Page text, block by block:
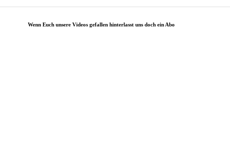
Wenn Euch unsere Videos gefallen hinterlasst uns doch ein Abo